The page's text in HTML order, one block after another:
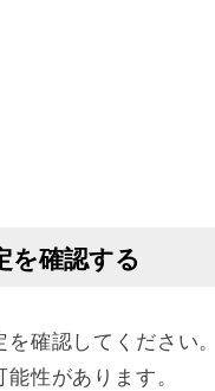
を確認する
確認してください
性があります。